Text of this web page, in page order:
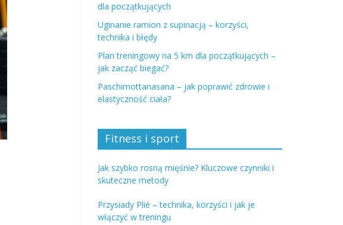
dla początkujących
Uginanie ramion z supinacją – korzyści,
technika i błędy
Plan treningowy na 5 km dla początkujących –
jak zacząć biegać?
Paschimottanasana – jak poprawić zdrowie i
elastyczność ciała?
Fitness i sport
Jak szybko rosną mięśnie? Kluczowe czynniki i
skuteczne metody
Przysiady Plié – technika, korzyści i jak je
włączyć w treningu